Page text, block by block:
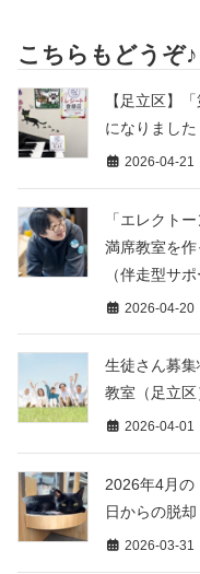
こちらもどうぞ♪
【足立区】
になりました
2026-04-21
「エレクト
満席教室を
（伴走型サ
2026-04-20
生徒さん募
教室（足立区
2026-04-01
2026年4月の
日からの脱却
2026-03-31